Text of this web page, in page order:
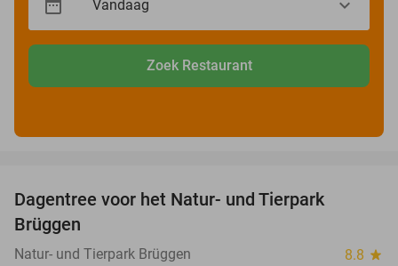
Zoek Restaurant
Dagentree voor het Natur- und Tierpark
Brüggen
Natur- und Tierpark Brüggen 8.8 star